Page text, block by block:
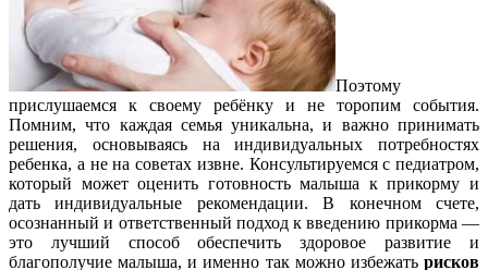
Поэтому
прислушаемся к своему ребёнку и не торопим события.
Помним, что каждая семья уникальна, и важно принимать
решения, основываясь на индивидуальных потребностях
ребенка, а не на советах извне. Консультируемся с педиатром,
который может оценить готовность малыша к прикорму и
дать индивидуальные рекомендации. В конечном счете,
осознанный и ответственный подход к введению прикорма —
это лучший способ обеспечить здоровое развитие и
благополучие малыша, и именно так можно избежать рисков